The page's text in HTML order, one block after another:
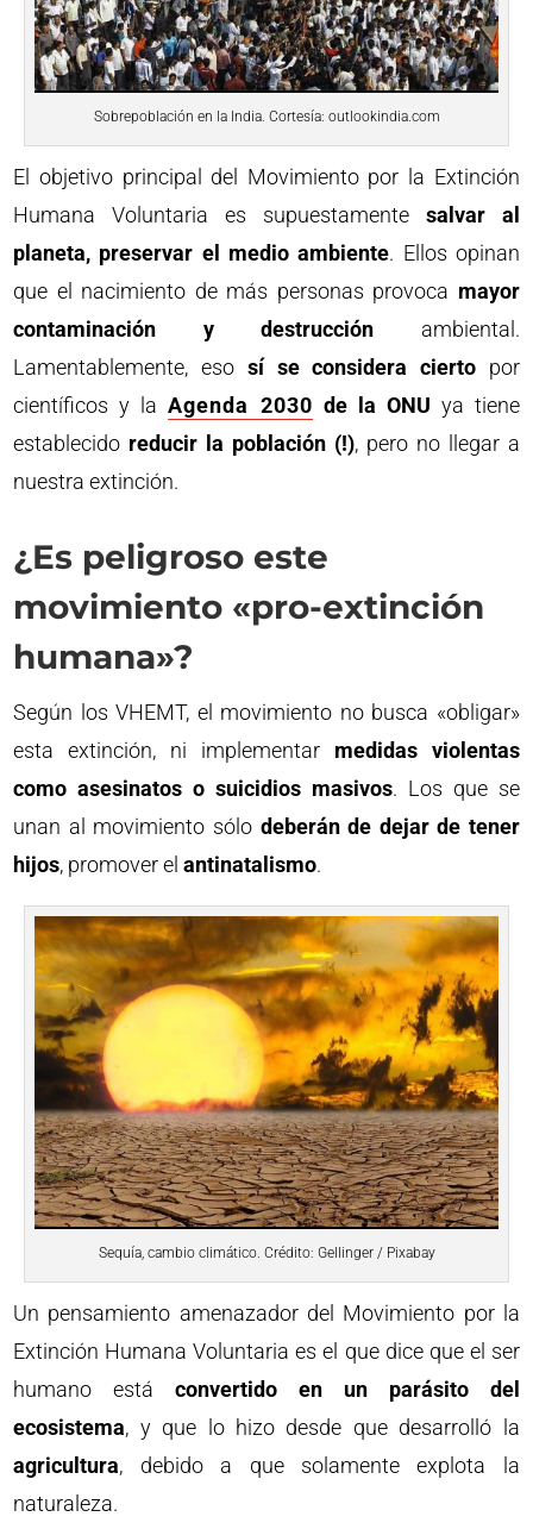
Sobrepoblación en la India. Cortesía: outlookindia.com
El objetivo principal del Movimiento por la Extinción
Humana Voluntaria es supuestamente salvar al
planeta, preservar el medio ambiente. Ellos opinan
que el nacimiento de más personas provoca mayor
contaminación y destrucción ambiental.
Lamentablemente, eso sí se considera cierto por
científicos y laAgenda 2030 de la ONU ya tiene
establecido reducir la población (!), pero no llegar a
nuestra extinción.
¿Es peligroso este
movimiento «pro-extinción
humana»?
Según los VHEMT, el movimiento no busca «obligar»
esta extinción, ni implementar medidas violentas
como asesinatos o suicidios masivos. Los que se
unan al movimiento sólo deberán de dejar de tener
hijos, promover elantinatalismo.
Sequía, cambio climático. Crédito: Gellinger / Pixabay
Un pensamiento amenazador del Movimiento por la
Extinción Humana Voluntaria es el que dice que el ser
humano estáconvertido en un parásito del
ecosistema, y que lo hizo desde que desarrolló la
agricultura, debido a que solamente explota la
naturaleza.